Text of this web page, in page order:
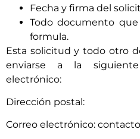
Fecha y firma del
Todo documento
formula.
Esta solicitud y todo otro
enviarse a la
electrónico:
Dirección postal:
Correo electrónico: